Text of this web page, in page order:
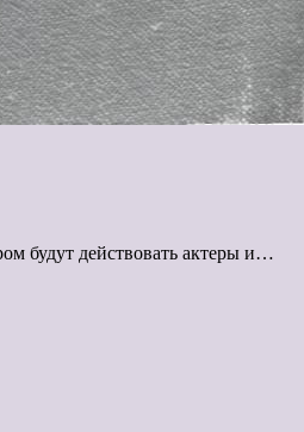
будут действовать актеры и…